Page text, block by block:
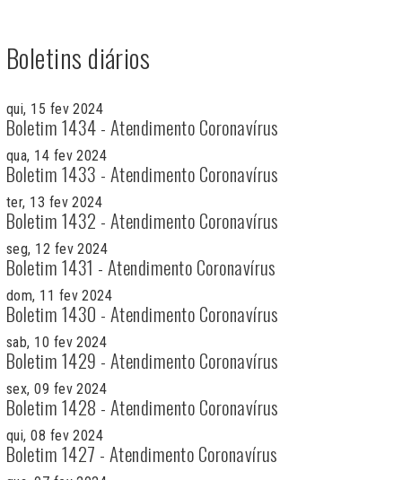
Boletins diários
qui, 15 fev 2024
Boletim 1434 - Atendimento Coronavírus
qua, 14 fev 2024
Boletim 1433 - Atendimento Coronavírus
ter, 13 fev 2024
Boletim 1432 - Atendimento Coronavírus
seg, 12 fev 2024
Boletim 1431 - Atendimento Coronavírus
dom, 11 fev 2024
Boletim 1430 - Atendimento Coronavírus
sab, 10 fev 2024
Boletim 1429 - Atendimento Coronavírus
sex, 09 fev 2024
Boletim 1428 - Atendimento Coronavírus
qui, 08 fev 2024
Boletim 1427 - Atendimento Coronavírus